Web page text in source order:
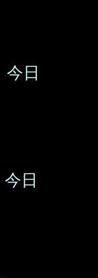
今日
今日